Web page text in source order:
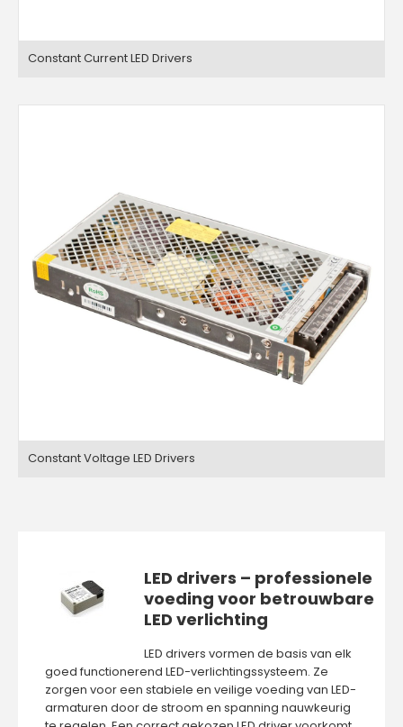
Constant Current LED Drivers
Constant Voltage LED Drivers
LED drivers – professionele
voeding voor betrouwbare
LED verlichting
LED drivers vormen de basis van elk
goed functionerend LED-verlichtingssysteem. Ze
zorgen voor een stabiele en veilige voeding van LED-
armaturen door de stroom en spanning nauwkeurig